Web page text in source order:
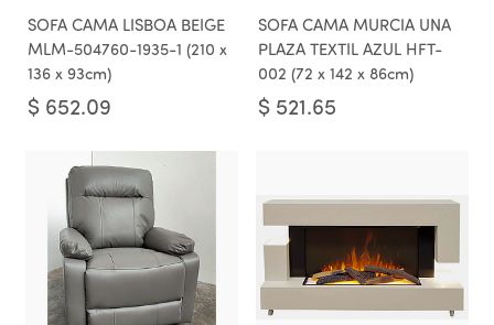
SOFA CAMA LISBOA BEIGE
MLM-504760-1935-1 (210 x
136 x 93cm)
$ 652.09
SOFA CAMA MURCIA UNA
PLAZA TEXTIL AZUL HFT-
002 (72 x 142 x 86cm)
$ 521.65